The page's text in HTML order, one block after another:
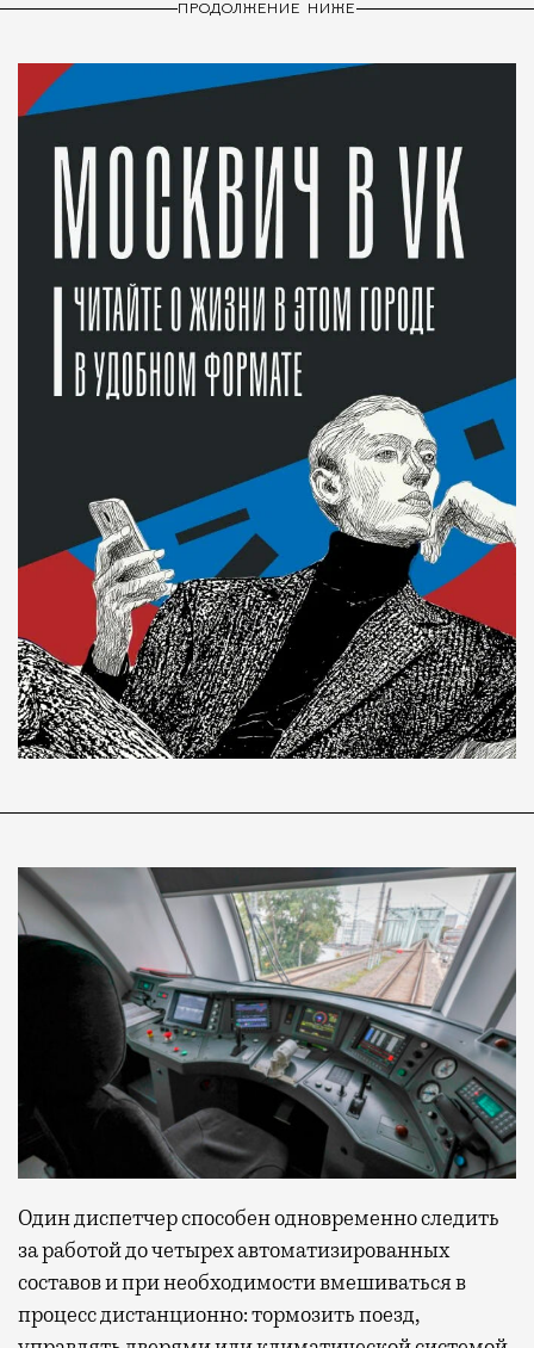
ПРОДОЛЖЕНИЕ НИЖЕ
Один диспетчер способен одновременно следить
за работой до четырех автоматизированных
составов и при необходимости вмешиваться в
процесс дистанционно: тормозить поезд,